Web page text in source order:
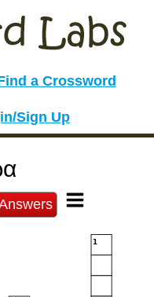
a Crossword
Sign Up
1